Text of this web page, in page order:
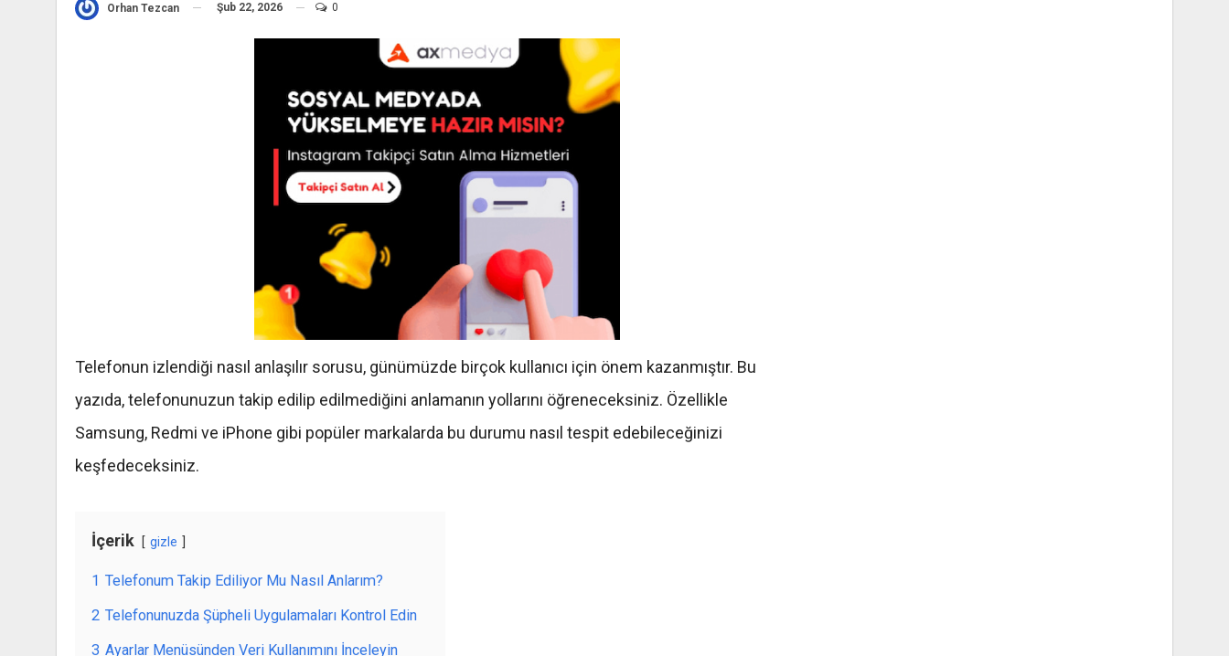
Orhan Tezcan Şub 22, 2026 0
Telefonun izlendiği nasıl anlaşılır sorusu, günümüzde birçok kullanıcı için önem kazanmıştır. Bu
yazıda, telefonunuzun takip edilip edilmediğini anlamanın yollarını öğreneceksiniz. Özellikle
Samsung, Redmi ve iPhone gibi popüler markalarda bu durumu nasıl tespit edebileceğinizi
keşfedeceksiniz.
İçerik gizle
1 Telefonum Takip Ediliyor Mu Nasıl Anlarım?
2 Telefonunuzda Şüpheli Uygulamaları Kontrol Edin
3 Ayarlar Menüsünden Veri Kullanımını İnceleyin